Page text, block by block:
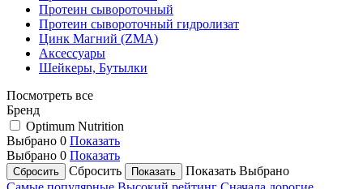
Протеин сывороточный
Протеин сывороточный гидролизат
Цинк Магний (ZMA)
Аксессуары
Шейкеры, Бутылки
Посмотреть все
Бренд
Optimum Nutrition
Выбрано 0 Показать
Выбрано 0 Показать
Сбросить
Показать Выбрано